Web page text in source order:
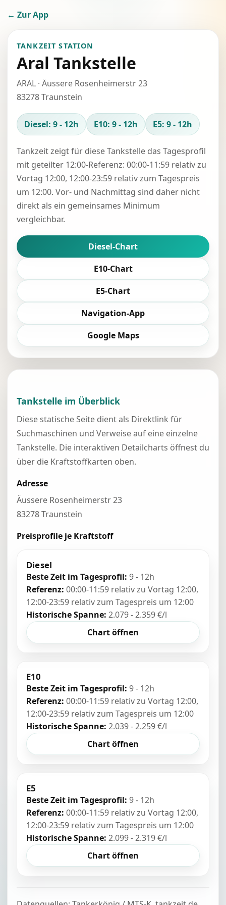
← Zur App
TANKZEIT STATION
Aral Tankstelle
ARAL · Äussere Rosenheimerstr 23
83278 Traunstein
Diesel: 9 - 12h E10: 9 - 12h E5: 9 - 12h
Tankzeit zeigt für diese Tankstelle das Tagesprofil
mit geteilter 12:00-Referenz: 00:00-11:59 relativ zu
Vortag 12:00, 12:00-23:59 relativ zum Tagespreis
um 12:00. Vor- und Nachmittag sind daher nicht
direkt als ein gemeinsames Minimum
vergleichbar.
Diesel-Chart
E10-Chart
E5-Chart
Navigation-App
Google Maps
Tankstelle im Überblick
Diese statische Seite dient als Direktlink für
Suchmaschinen und Verweise auf eine einzelne
Tankstelle. Die interaktiven Detailcharts öffnest du
über die Kraftstoffkarten oben.
Adresse
Äussere Rosenheimerstr 23
83278 Traunstein
Preisprofile je Kraftstoff
Diesel
Beste Zeit im Tagesprofil: 9 - 12h
Referenz: 00:00-11:59 relativ zu Vortag 12:00,
12:00-23:59 relativ zum Tagespreis um 12:00
Historische Spanne: 2.079 - 2.359 €/l
Chart öffnen
E10
Beste Zeit im Tagesprofil: 9 - 12h
Referenz: 00:00-11:59 relativ zu Vortag 12:00,
12:00-23:59 relativ zum Tagespreis um 12:00
Historische Spanne: 2.039 - 2.259 €/l
Chart öffnen
E5
Beste Zeit im Tagesprofil: 9 - 12h
Referenz: 00:00-11:59 relativ zu Vortag 12:00,
12:00-23:59 relativ zum Tagespreis um 12:00
Historische Spanne: 2.099 - 2.319 €/l
Chart öffnen